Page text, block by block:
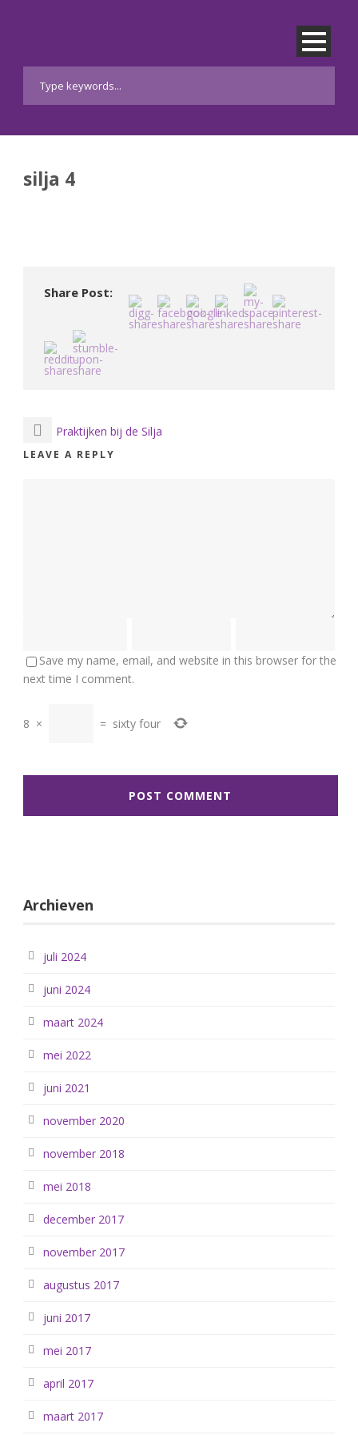
silja 4
Share Post:
Praktijken bij de Silja
LEAVE A REPLY
Save my name, email, and website in this browser for the
next time I comment.
8 × = sixty four
Archieven
juli 2024
juni 2024
maart 2024
mei 2022
juni 2021
november 2020
november 2018
mei 2018
december 2017
november 2017
augustus 2017
juni 2017
mei 2017
april 2017
maart 2017